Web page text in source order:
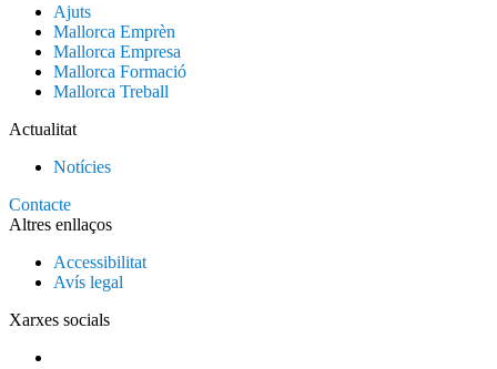
Ajuts
Mallorca Emprèn
Mallorca Empresa
Mallorca Formació
Mallorca Treball
Actualitat
Notícies
Contacte
Altres enllaços
Accessibilitat
Avís legal
Xarxes socials